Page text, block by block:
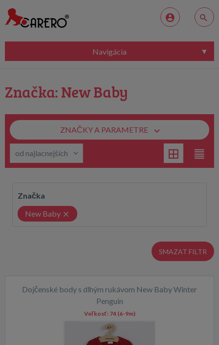
Navigácia
Značka: New Baby
ZNAČKY A PARAMETRE
Značka
New Baby
SMAZAT FILTR
Dojčenské body s dlhým rukávom New Baby Winter
Penguin
Veľkosť: 74 (6-9m)